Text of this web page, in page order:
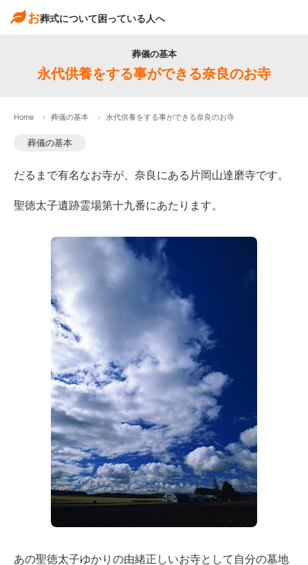
お葬式について困っている人へ
葬儀の基本
永代供養をする事ができる奈良のお寺
Home 葬儀の基本 永代供養をする事ができる奈良のお寺
葬儀の基本
だるまで有名なお寺が、奈良にある片岡山達磨寺です。
聖徳太子遺跡霊場第十九番にあたります。
あの聖徳太子ゆかりの由緒正しいお寺として自分の墓地